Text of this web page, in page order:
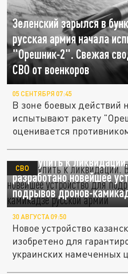
Зеленский зарылся в
русская армия начала
"Орешник-2". Свежая
СВО от военкоров
05 СЕНТЯБРЯ 07:45
В зоне боевых действий
испытывают ракету
оценивается
Приступить к
разработано новейшее
подрывов дронов-
СВО
30 АВГУСТА 09:50
Новое устройство
изобретено для
украинских намеченных